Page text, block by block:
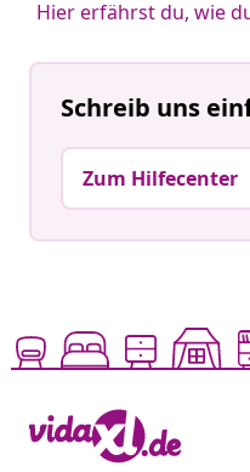
Hier erfährst du, wie
Schreib uns
Zum Hilfecenter